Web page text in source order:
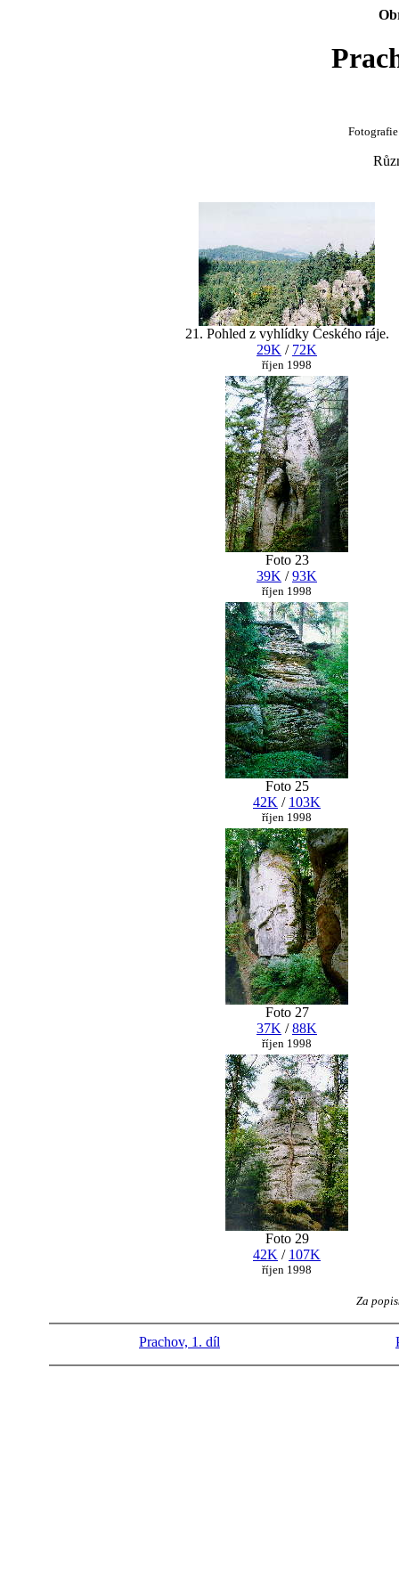
21. Pohled z vyhlídky Českého ráje.
29K / 72K
říjen 1998
Foto 23
39K /93K
říjen 1998
Foto 25
42K / 103K
říjen 1998
Foto 27
37K /88K
říjen 1998
Foto 29
42K / 107K
říjen 1998
Za
Prachov, 1. díl